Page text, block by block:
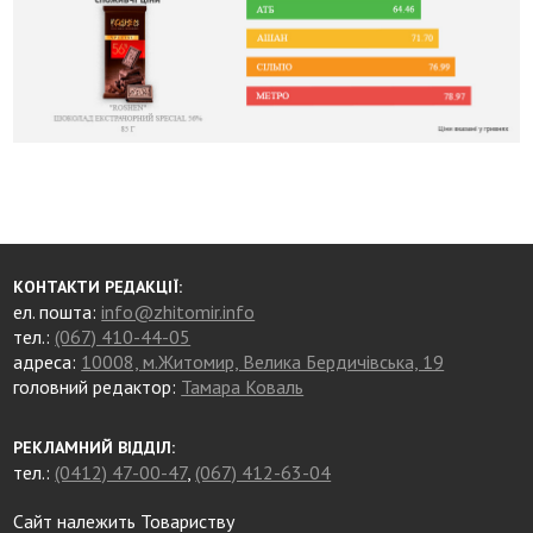
КОНТАКТИ РЕДАКЦІЇ:
ел. пошта:info@zhitomir.info
тел.: (067) 410-44-05
адреса: 10008, м.Житомир, Велика Бердичівська, 19
головний редактор: Тамара Коваль
РЕКЛАМНИЙ ВІДДІЛ:
тел.: (0412) 47-00-47, (067) 412-63-04
Сайт належить Товариству